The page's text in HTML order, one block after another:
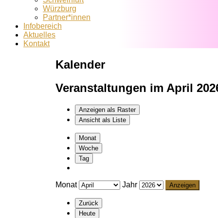
Würzburg
Partner*innen
Infobereich
Aktuelles
Kontakt
Kalender
Veranstaltungen im April
Anzeigen als Raster
Ansicht als Liste
Monat
Woche
Tag
Monat Jahr
Zurück
Heute